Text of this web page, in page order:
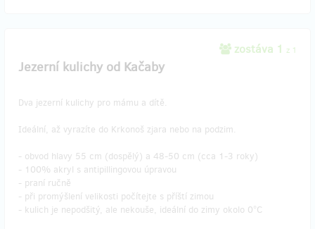
zostáva 1 z 1
Jezerní kulichy od Kačaby
Dva jezerní kulichy pro mámu a dítě.
Ideální, až vyrazíte do Krkonoš zjara nebo na podzim.
- obvod hlavy 55 cm (dospělý) a 48-50 cm (cca 1-3 roky)
- 100% akryl s antipillingovou úpravou
- praní ručně
- při promýšlení velikosti počítejte s příští zimou
- kulich je nepodšitý, ale nekouše, ideální do zimy okolo 0°C